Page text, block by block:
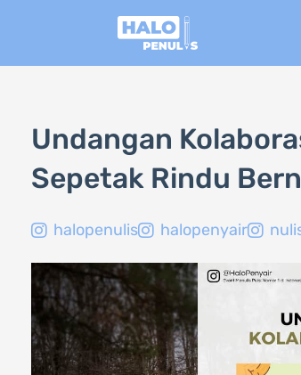
konten
Undangan
Sepetak Rindu
halopenulis halopenyair